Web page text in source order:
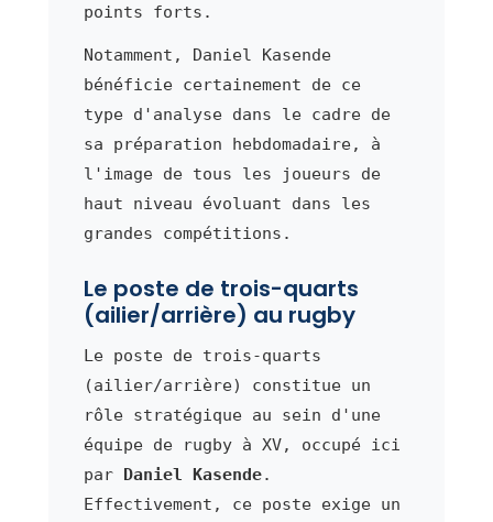
points forts.
Notamment, Daniel Kasende
bénéficie certainement de ce
type d'analyse dans le cadre de
sa préparation hebdomadaire, à
l'image de tous les joueurs de
haut niveau évoluant dans les
grandes compétitions.
Le poste de trois-quarts
(ailier/arrière) au rugby
Le poste de trois-quarts
(ailier/arrière) constitue un
rôle stratégique au sein d'une
équipe de rugby à XV, occupé ici
par Daniel Kasende.
Effectivement, ce poste exige un